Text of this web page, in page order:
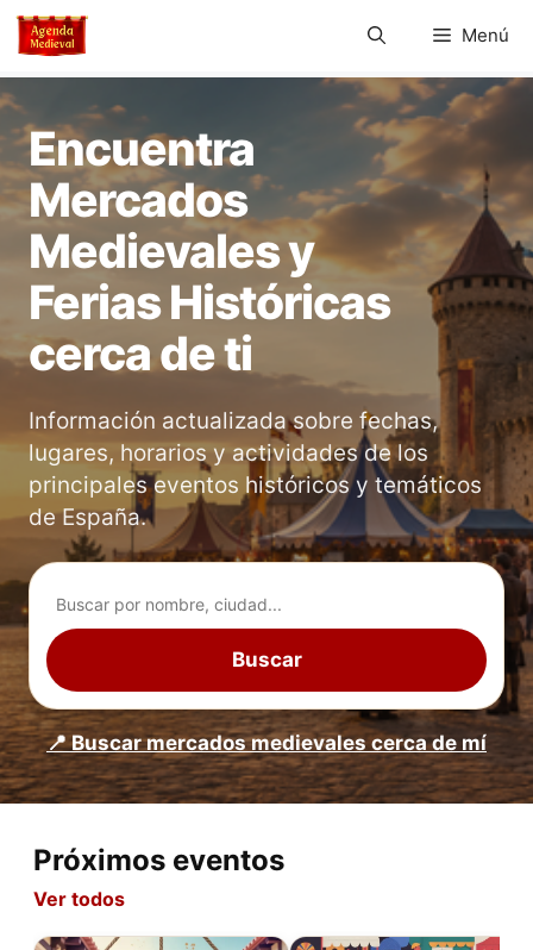
Saltar
contenido
Menú
Encuentra
Mercados
Medievales y
Ferias Históricas
cerca de ti
Información actualizada sobre fechas,
lugares, horarios y actividades de los
principales eventos históricos y temáticos
de España.
Buscar
📍 Buscar mercados medievales cerca de mí
Próximos eventos
Ver todos